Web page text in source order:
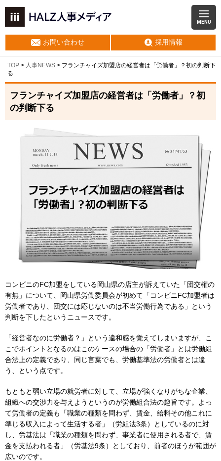
MENU
お問い合わせ 採用情報
TOP > 人事NEWS > フランチャイズ加盟店の経営者は「労働者」？初の判断下
る
フランチャイズ加盟店の経営者は「労働者」？初
の判断下る
コンビニのFC加盟をしている岡山県の店主が訴えていた「団交権の
有無」について、岡山県労働委員会が初めて「コンビニFC加盟者は
労働者であり、団交には応じないのは不当労働行為である」という
判断を下したというニュースです。
「経営者なのに労働者？」という違和感を覚えてしまいますが、こ
こでポイントとなるのはこのケースの場合の「労働者」とは労働組
合法上の定義であり、同じ言葉でも、労働基準法の労働者とは違
う、という点です。
もともと弱い立場の就労者に対して、立場が強くなりがちな企業、
組織への交渉力を与えようというのが労働組合法の趣旨です。よっ
て労働者の定義も「職業の種類を問わず、賃金、給料その他これに
準じる収入によって生活する者」（労組法3条）としているのに対
し、労基法は「職業の種類を問わず、事業者に使用される者で、賃
金を支払われる者」（労基法9条）としており、前者のほうが範囲が
広いのです。